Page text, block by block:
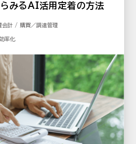
みるAI活用定着の方法
会計 / 購買／調達管理
率化